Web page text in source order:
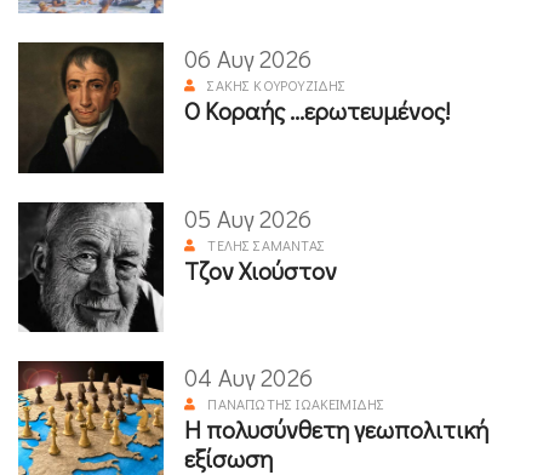
06 Αυγ 2026
ΣΆΚΗΣ ΚΟΥΡΟΥΖΊΔΗΣ
Ο Κοραής ...ερωτευμένος!
05 Αυγ 2026
ΤΈΛΗΣ ΣΑΜΑΝΤΆΣ
Τζον Χιούστον
04 Αυγ 2026
ΠΑΝΑΓΙΏΤΗΣ ΙΩΑΚΕΙΜΊΔΗΣ
Η πολυσύνθετη γεωπολιτική
εξίσωση